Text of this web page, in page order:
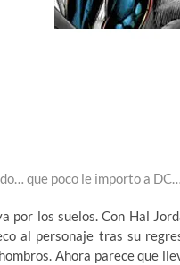
que poco le importo a DC…
por los suelos. Con Hal
al personaje tras su
Ahora parece que